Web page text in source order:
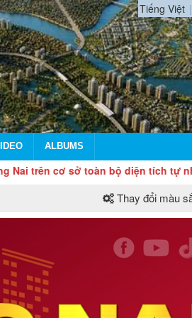
Tiếng Việt
ALBUMS
sở toàn bộ diện tích tự nhiên và
Thay đổi màu